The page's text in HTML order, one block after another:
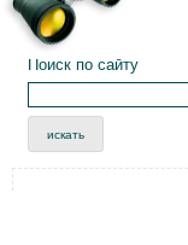
Поиск по сайту